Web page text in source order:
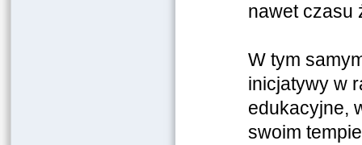
nawet
W tym
inicjatywy w
edukacyjne,
swoim